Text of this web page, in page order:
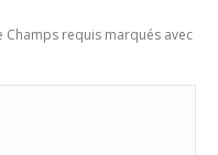
requis marqués avec